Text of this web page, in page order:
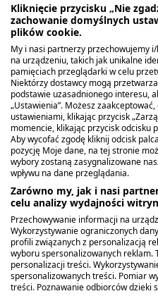
Kiedy stosować
Podrażnienia związane
termicznymi i
otarciami i
Dawkowanie
Stosować zewnętrznie
zależności od potrzeb
i pozostawiając do
powinien
produktu?
Kliknięcie przycisku „Nie
zachowanie domyślnych
plików cookie.
My i nasi partnerzy przechowujemy
na urządzeniu, takich jak unikalne
pamięciach przeglądarki w celu
Niektórzy dostawcy mogą
podstawie uzasadnionego interesu,
„Ustawienia”. Możesz
ustawieniami, klikając przycisk
momencie, klikając przycisk odcisku
Aby wycofać zgodę kliknij odcisk
pozycję Moje dane, na tej stronie
wybory zostaną zasygnalizowane
wpływu na dane przeglądania.
Zarówno my, jak i nasi
celu analizy wydajności
Przechowywanie informacji na
Wykorzystywanie ograniczonych
profili związanych z personalizacją
wyboru spersonalizowanych reklam.
personalizacji treści.
spersonalizowanych treści. Pomiar
treści. Poznawanie odbiorców dzięki